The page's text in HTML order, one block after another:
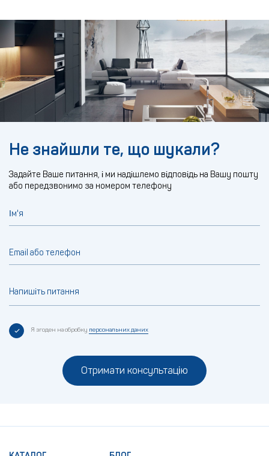
Не знайшли те, що шукали?
Задайте Ваше питання, і ми надішлемо відповідь на Вашу пошту
або передзвонимо за номером телефону
Ім'я
Email або телефон
Напишіть питання
Я згоден на обробку персональних даних
Отримати консультацію